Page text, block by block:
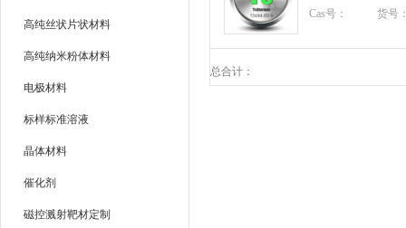
高纯丝状片状材料
高纯纳米粉体材料
电极材料
标样标准溶液
晶体材料
催化剂
磁控溅射靶材定制
Cas号： 货号
总合计：